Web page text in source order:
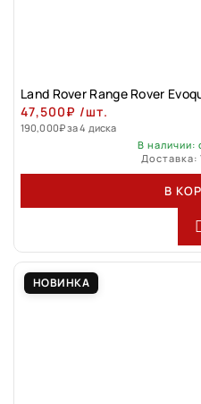
Land Rovеr Rаngе Rоver
47,500₽ /шт.
190,000₽за 4 диска
В наличии:
Доставка:
В
НОВИНКА